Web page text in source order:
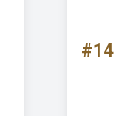
#14